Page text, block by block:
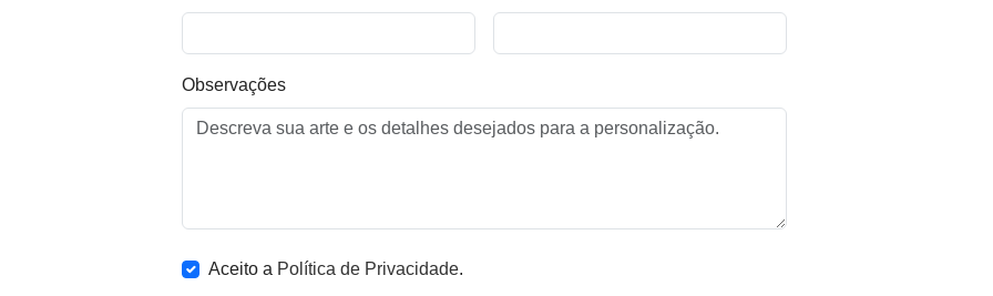
Observações
Aceito a Política de Privacidade.